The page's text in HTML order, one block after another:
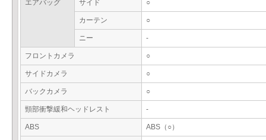
エアバッグ サイド ○
カーテン ○
ニー -
フロントカメラ ○
サイドカメラ ○
バックカメラ ○
頸部衝撃緩和ヘッドレスト -
ABS ABS（○）